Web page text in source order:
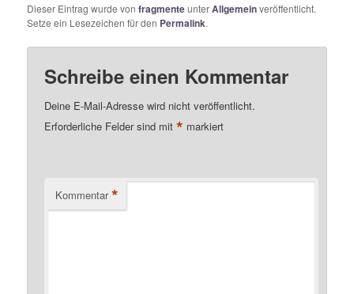
Dieser Eintrag wurde vonfragmenteunterAllgemeinveröffentlicht.
Setze ein Lesezeichen für den Permalink.
Schreibe einen Kommentar
Deine E-Mail-Adresse wird nicht veröffentlicht.
Erforderliche Felder sind mit* markiert
Kommentar *